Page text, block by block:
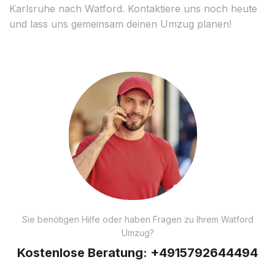
Karlsruhe nach Watford. Kontaktiere uns noch heute
und lass uns gemeinsam deinen Umzug planen!
Sie benötigen Hilfe oder haben Fragen zu Ihrem Watford
Umzug?
Kostenlose Beratung: +4915792644494